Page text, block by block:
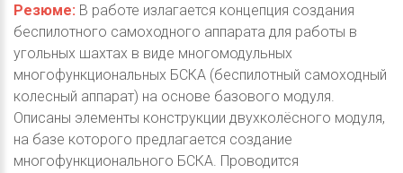
Резюме: В работе излагается концепция создания
беспилотного самоходного аппарата для работы в
угольных шахтах в виде многомодульных
многофункциональных БСКА (беспилотный самоходный
колесный аппарат) на основе базового модуля.
Описаны элементы конструкции двухколёсного модуля,
на базе которого предлагается создание
многофункционального БСКА. Проводится